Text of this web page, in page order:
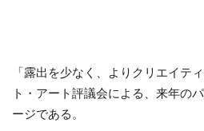
「露出を少なく、よりクリエイテ
ト・アート評議会による、来年の
ージである。